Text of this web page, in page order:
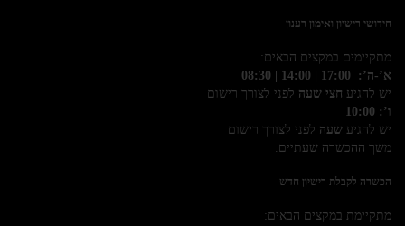
חידושי רישיון ואימון רענון
מתקיימים במקצים הבאים:
א’-ה’: 17:00 | 14:00 | 08:30
יש להגיע חצי שעה לפני לצורך רישום
ו’: 10:00
יש להגיע שעה לפני לצורך רישום
משך ההכשרה שעתיים.
הכשרה לקבלת רישיון חדש
מתקיימת במקצים הבאים: